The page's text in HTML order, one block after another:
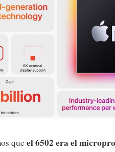
queel 6502 era el